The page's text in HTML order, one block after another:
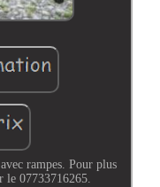
rampes. Pour plus
le 07733716265.